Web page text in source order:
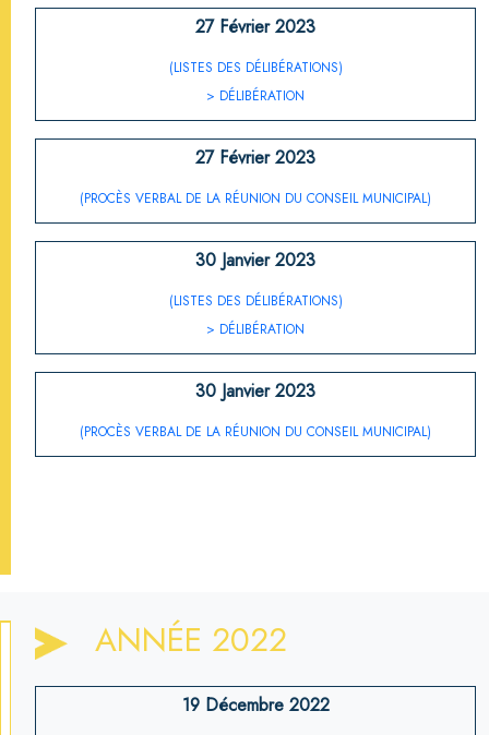
27 Février 2023
(LISTES DES DÉLIBÉRATIONS)
> DÉLIBÉRATION
27 Février 2023
(PROCÈS VERBAL DE LA RÉUNION DU CONSEIL MUNICIPAL)
30 Janvier 2023
(LISTES DES DÉLIBÉRATIONS)
> DÉLIBÉRATION
30 Janvier 2023
(PROCÈS VERBAL DE LA RÉUNION DU CONSEIL MUNICIPAL)
ANNÉE 2022
19 Décembre 2022